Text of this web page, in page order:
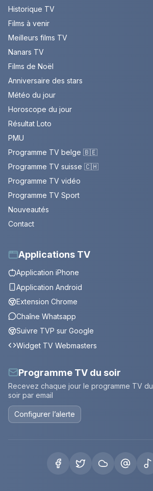
Historique TV
Films à venir
Meilleurs films TV
Nanars TV
Films de Noël
Anniversaire des stars
Météo du jour
Horoscope du jour
Résultat Loto
PMU
Programme TV belge 🇧🇪
Programme TV suisse 🇨🇭
Programme TV vidéo
Programme TV Sport
Nouveautés
Contact
Applications TV
Application iPhone
Application Android
Extension Chrome
Chaîne Whatsapp
Suivre TVP sur Google
Widget TV Webmasters
Programme TV du soir
Recevez chaque jour le programme TV du
soir par email
Configurer l’alerte